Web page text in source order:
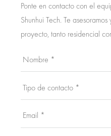
Ponte en contacto con el
Shunhui Tech. Te
proyecto, tanto residencial